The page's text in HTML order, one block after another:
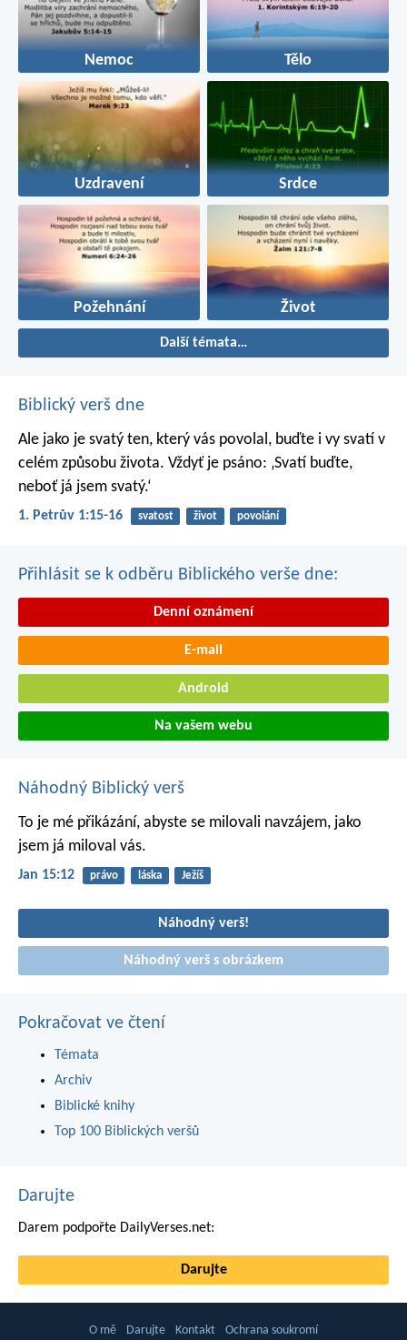
Nemoc Tělo
Uzdravení Srdce
Požehnání Život
Další témata…
Biblický verš dne
Ale jako je svatý ten, který vás povolal, buďte i vy svatí v
celém způsobu života. Vždyť je psáno: ‚Svatí buďte,
neboť já jsem svatý.‘
1. Petrův 1:15-16 svatost život povolání
Přihlásit se k odběru Biblického verše dne:
Denní oznámení
E-mail
Android
Na vašem webu
Náhodný Biblický verš
To je mé přikázání, abyste se milovali navzájem, jako
jsem já miloval vás.
Jan 15:12 právo láska Ježíš
Náhodný verš!
Náhodný verš s obrázkem
Pokračovat ve čtení
Témata
Archiv
Biblické knihy
Top 100 Biblických veršů
Darujte
Darem podpořte DailyVerses.net:
Darujte
O mě Darujte Kontakt Ochrana soukromí